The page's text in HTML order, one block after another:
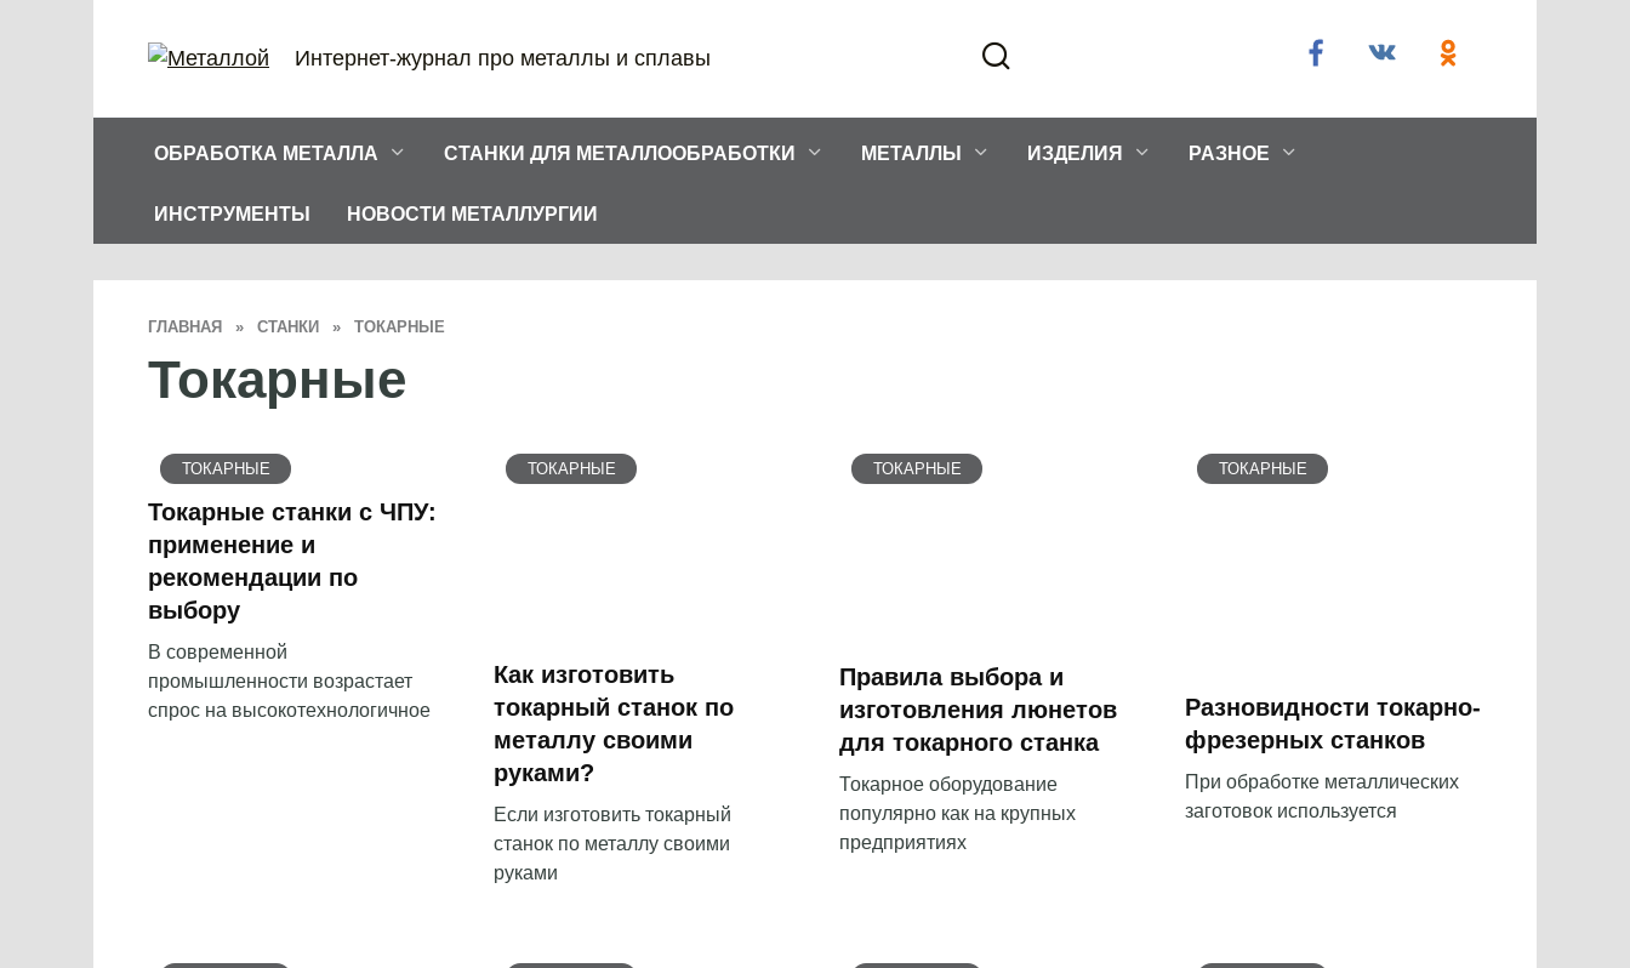
Интернет-журнал про металлы и сплавы
ОБРАБОТКА МЕТАЛЛА СТАНКИ ДЛЯ МЕТАЛЛООБРАБОТКИ МЕТАЛЛЫ ИЗДЕЛИЯ РАЗНОЕ
ИНСТРУМЕНТЫ НОВОСТИ МЕТАЛЛУРГИИ
ГЛАВНАЯ » СТАНКИ » ТОКАРНЫЕ
Токарные
ТОКАРНЫЕ
Токарные станки с ЧПУ:
применение и
рекомендации по
выбору
В современной
промышленности возрастает
спрос на высокотехнологичное
ТОКАРНЫЕ
Как изготовить
токарный станок по
металлу своими
руками?
Если изготовить токарный
станок по металлу своими
руками
ТОКАРНЫЕ
Правила выбора и
изготовления люнетов
для токарного станка
Токарное оборудование
популярно как на крупных
предприятиях
ТОКАРНЫЕ
Разновидности токарно-
фрезерных станков
При обработке металлических
заготовок используется